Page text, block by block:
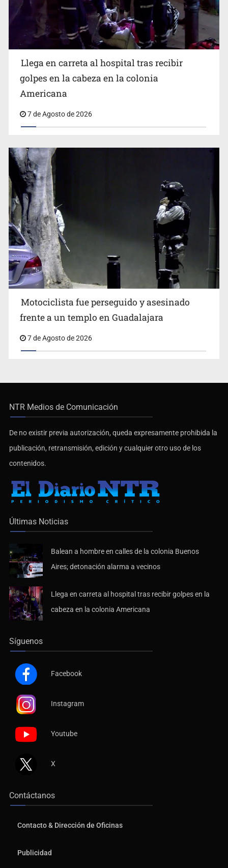
Balean a hombre en calles de la colonia Buenos Aires;
detonación alarma a vecinos
Llega en carreta al hospital tras recibir
golpes en la cabeza en la colonia
Americana
7 de Agosto de 2026
Motociclista fue perseguido y asesinado
frente a un templo en Guadalajara
7 de Agosto de 2026
NTR Medios de Comunicación
De no existir previa autorización, queda expresamente prohibida la
publicación, retransmisión, edición y cualquier otro uso de los
contenidos.
Últimas Noticias
Balean a hombre en calles de la colonia Buenos
Aires; detonación alarma a vecinos
Llega en carreta al hospital tras recibir golpes en la
cabeza en la colonia Americana
Síguenos
Facebook
Instagram
Youtube
X
Contáctanos
Contacto & Dirección de Oficinas
Publicidad